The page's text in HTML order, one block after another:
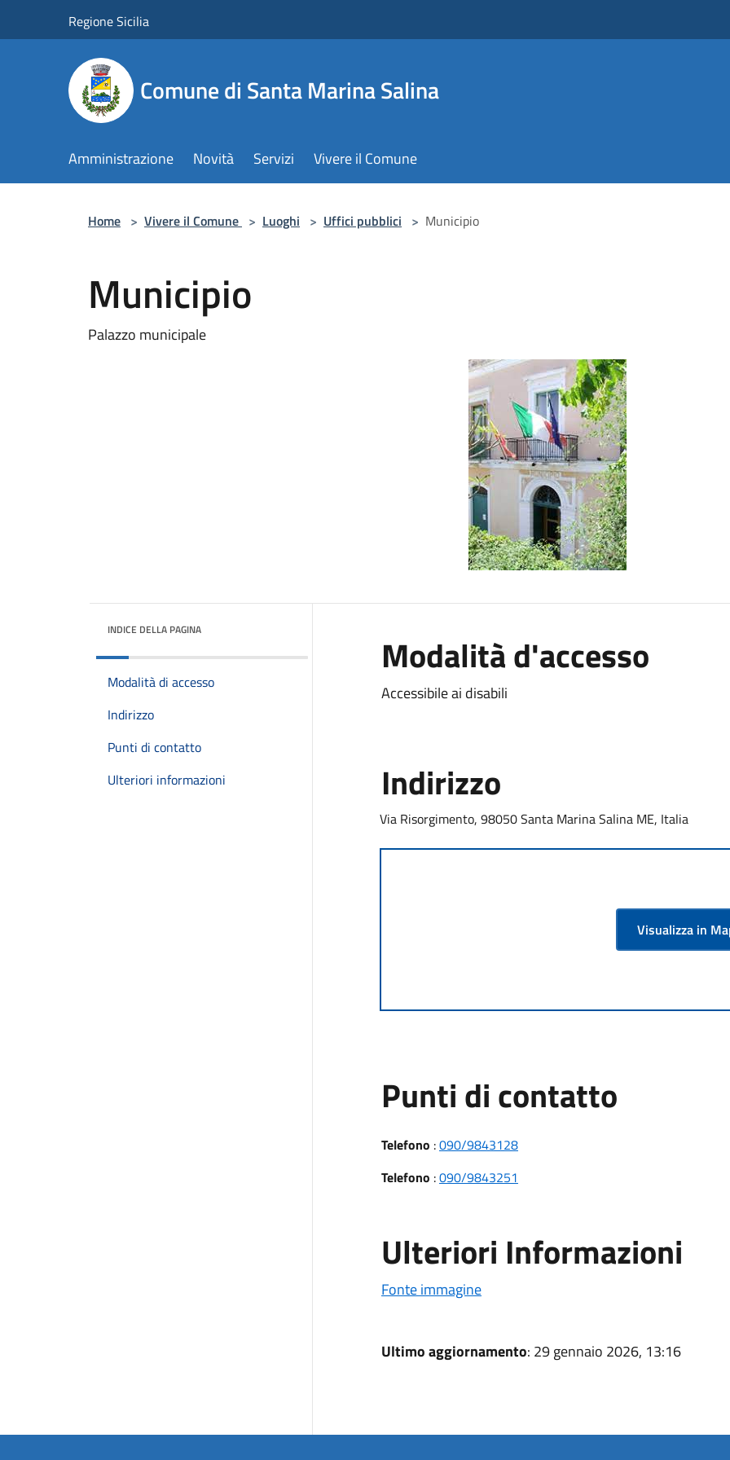
Regione Sicilia
Comune di Santa Marina Salina
Amministrazione Novità Servizi Vivere il Comune
Home > Vivere il Comune > Luoghi > Uffici pubblici > Municipio
Municipio
Palazzo municipale
INDICE DELLA PAGINA
Modalità di accesso
Indirizzo
Punti di contatto
Ulteriori informazioni
Modalità d'accesso
Accessibile ai disabili
Indirizzo
Via Risorgimento, 98050 Santa Marina Salina ME, Italia
Visualizza in
Punti di contatto
Telefono :090/9843128
Telefono :090/9843251
Ulteriori Informazioni
Fonte immagine
Ultimo aggiornamento: 29 gennaio 2026, 13:16